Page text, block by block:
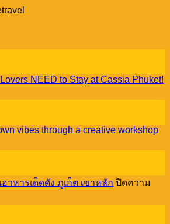
NEED to Stay at Cassia Phuket!
vibes through a creative workshop
าหารเด็ดดัง ภูเก็ต เขาหลัก ปิดความ